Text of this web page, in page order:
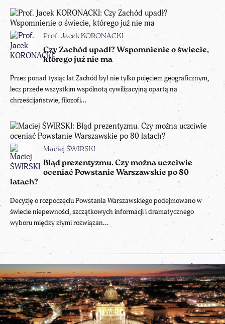
Prof. Jacek KORONACKI
Czy Zachód upadł? Wspomnienie o świecie,
którego już nie ma
Przez ponad tysiąc lat Zachód był nie tylko pojęciem geograficznym,
lecz przede wszystkim wspólnotą cywilizacyjną opartą na
chrześcijaństwie, filozofi...
Maciej ŚWIRSKI
Błąd prezentyzmu. Czy można uczciwie
oceniać Powstanie Warszawskie po 80
latach?
Decyzję o rozpoczęciu Powstania Warszawskiego podejmowano w
świecie niepewności, szczątkowych informacji i dramatycznego
wyboru między złymi rozwiązan...